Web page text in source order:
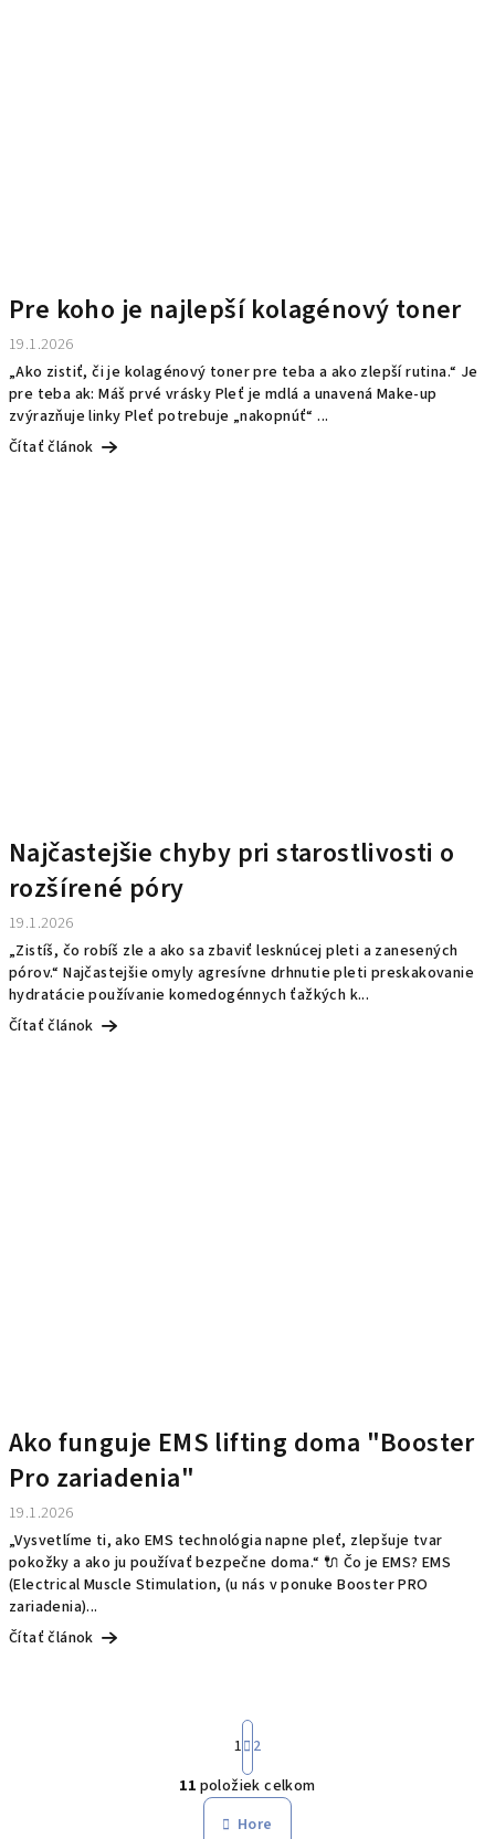
Pre koho je najlepší kolagénový toner
19.1.2026
„Ako zistiť, či je kolagénový toner pre teba a ako zlepší rutina.“ Je
pre teba ak: Máš prvé vrásky Pleť je mdlá a unavená Make-up
zvýrazňuje linky Pleť potrebuje „nakopnúť“ ...
Čítať článok
Najčastejšie chyby pri starostlivosti o
rozšírené póry
19.1.2026
„Zistíš, čo robíš zle a ako sa zbaviť lesknúcej pleti a zanesených
pórov.“ Najčastejšie omyly agresívne drhnutie pleti preskakovanie
hydratácie používanie komedogénnych ťažkých k...
Čítať článok
Ako funguje EMS lifting doma "Booster
Pro zariadenia"
19.1.2026
„Vysvetlíme ti, ako EMS technológia napne pleť, zlepšuje tvar
pokožky a ako ju používať bezpečne doma.“ 🔌 Čo je EMS? EMS
(Electrical Muscle Stimulation, (u nás v ponuke Booster PRO
zariadenia)...
Čítať článok
O
v
S
t
r
á
n
k
1 2
11 položiek celkom
Hore